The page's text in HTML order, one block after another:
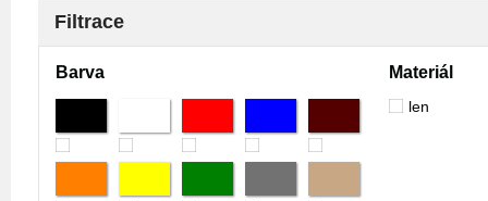
Filtrace
Barva Materiál
len